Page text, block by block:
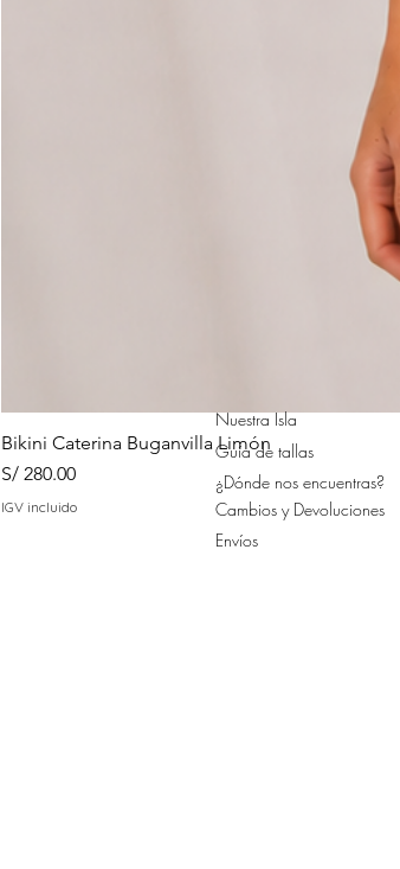
Bikini Caterina Buganvilla Limón
Precio
S/ 280.00
IGV incluido
Nuestra Isla
Guía de tallas
¿Dónde nos encuentras?
Cambios y Devoluciones
Envíos